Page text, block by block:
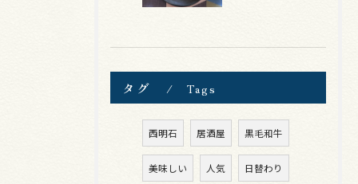
タグ Tags
西明石 居酒屋 黒毛和牛
美味しい 人気 日替わり